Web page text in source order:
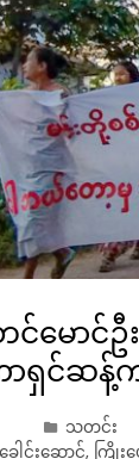
မောင်ဦ
င်ဆန့်ကျ
သတင်း
ေါင်းဆောင်, ကြိုး